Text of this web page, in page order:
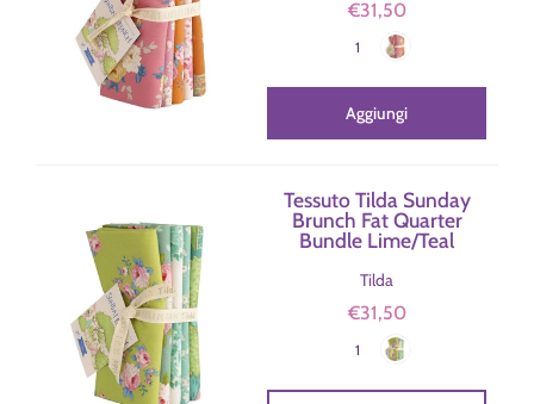
€31,50
Colore
1
Aggiungi
Tessuto Tilda Sunday
Brunch Fat Quarter
Bundle Lime/Teal
Tilda
€31,50
Colore
1